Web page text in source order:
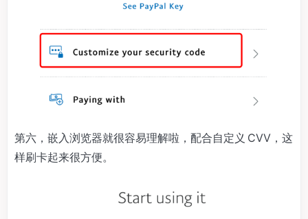
第六，嵌入浏览器就很容易理解啦，配合自定义 CVV，这
样刷卡起来很方便。